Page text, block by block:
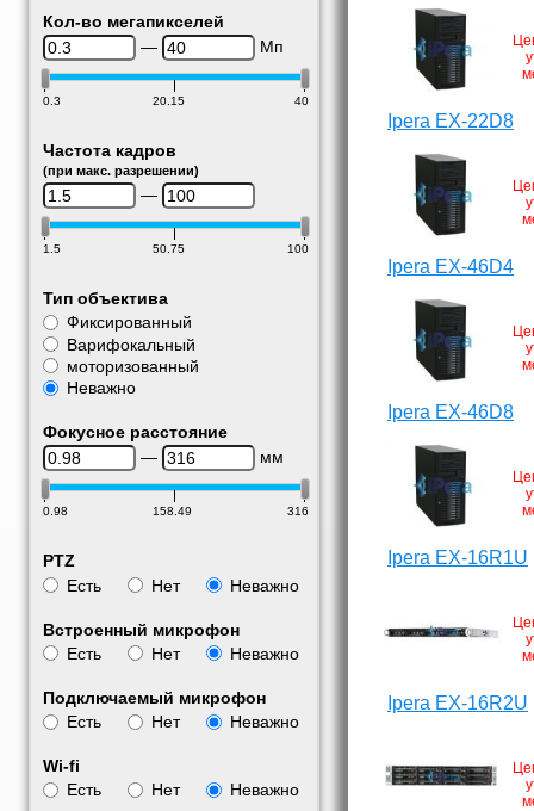
Кол-во мегапикселей
—
Мп
0.3 20.15 40
Частота кадров
(при макс. разрешении)
—
1.5 50.75 100
Тип объектива
Фиксированный
Варифокальный
моторизованный
Неважно
Фокусное расстояние
—
мм
0.98 158.49 316
PTZ
Есть
Нет Неважно
Встроенный микрофон
Есть
Нет Неважно
Подключаемый микрофон
Есть
Нет Неважно
Wi-fi
Есть
Нет Неважно
Ipera EX-22D8
Ipera EX-46D4
Ipera EX-46D8
Ipera EX-16R1U
Ipera EX-16R2U